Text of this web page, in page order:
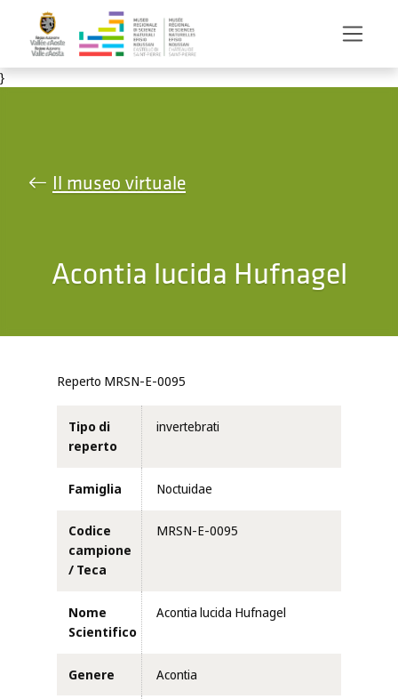
Salta al contenuto principale
}
Il museo virtuale
Acontia lucida Hufnagel
Reperto MRSN-E-0095
Tipo di
reperto
invertebrati
Famiglia Noctuidae
Codice
campione
/ Teca
MRSN-E-0095
Nome
Scientifico
Acontia lucida Hufnagel
Genere Acontia